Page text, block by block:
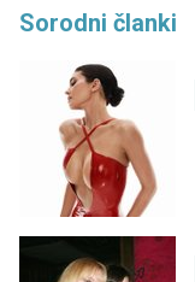
Sorodni članki